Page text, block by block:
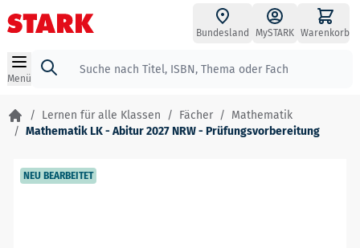
Zum Inhalt springen
Bundesland MySTARK Warenkorb
Menü
Suche
/ Lernen für alle Klassen / Fächer / Mathematik
/ Mathematik LK - Abitur 2027 NRW - Prüfungsvorbereitung
NEU BEARBEITET